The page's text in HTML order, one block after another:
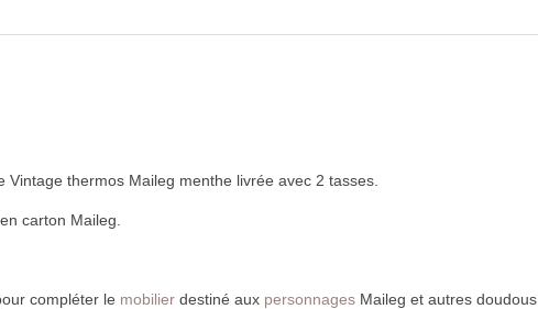
thermos Maileg menthe livrée avec 2 tasses.
carton Maileg.
compléter le mobilier destiné aux personnages Maileg et autres doudous.